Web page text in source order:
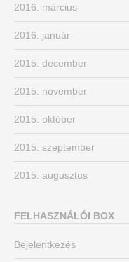
2016. március
2016. január
2015. december
2015. november
2015. október
2015. szeptember
2015. augusztus
FELHASZNÁLÓI BOX
Bejelentkezés